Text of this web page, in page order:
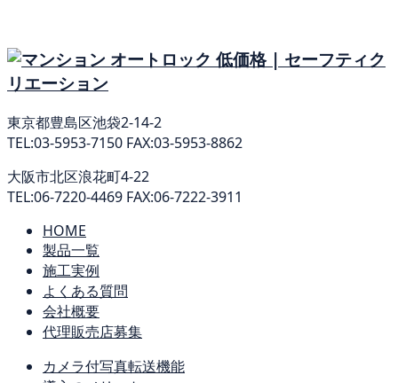
東京都豊島区池袋2-14-2
TEL:03-5953-7150 FAX:03-5953-8862
大阪市北区浪花町4-22
TEL:06-7220-4469 FAX:06-7222-3911
HOME
製品一覧
施工実例
よくある質問
会社概要
代理販売店募集
カメラ付写真転送機能